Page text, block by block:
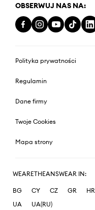
OBSERWUJ NAS NA:
Polityka prywatności
Regulamin
Dane firmy
Twoje Cookies
Mapa strony
WEARETHEANSWEAR IN:
BG CY CZ GR HR
UA
UA(RU)